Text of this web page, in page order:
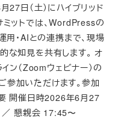
日（土）にハイブリッド
ットでは、WordPressの
用・AIとの連携まで、現場
な知見を共有します。 オ
イン（Zoomウェビナー）の
加いただけます。参加
開催日時2026年6月27
／ 懇親会 17:45〜